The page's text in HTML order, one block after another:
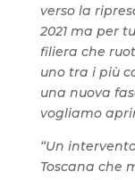
verso la
2021 ma per
filiera che
uno tra i più
una nuova
vogliamo
“Un
Toscana che